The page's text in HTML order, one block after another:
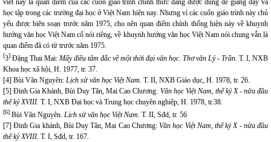
viết này là quan điểm của các cuốn giáo trình chính thức đang được dùng để giảng dạy và
học tập trong các trường đại học ở Việt Nam hiện nay. Nhưng vì các cuốn giáo trình này chủ
yếu được biên soạn trước năm 1975, cho nên quan điểm chính thống hiện này về khuynh
hướng văn học Việt Nam cổ nói riêng, về khuynh hướng văn học Việt Nam nói chung vẫn là
quan điểm đã có từ trước năm 1975.
[3] Đặng Thai Mai: Mấy điều tâm đắc về một thời đại văn học. Thơ văn Lý - Trần. T. I, NXB
Khoa học xã hội, H. 1977, tr. 37.
[4] Bùi Văn Nguyên: Lịch sử văn học Việt Nam. T. II, NXB Giáo dục, H. 1978, tr. 26.
[5] Đinh Gia Khánh, Bùi Duy Tân, Mai Cao Chương: Văn học Việt Nam, thế kỷ X - nửa đầu
thế kỷ XVIII. T. I, NXB Đại học và Trung học chuyên nghiệp, H. 1978, tr.38.
[6] Bùi Văn Nguyên. Lịch sử văn học Việt Nam. T. II, Sđd, tr. 56
[7] Đinh Gia khánh, Bùi Duy Tân, Mai Cao Chương:Văn học Việt Nam, thế kỷ X - nửa đầu
thế kỷ XVIII. T. I, Sđd, tr. 167.